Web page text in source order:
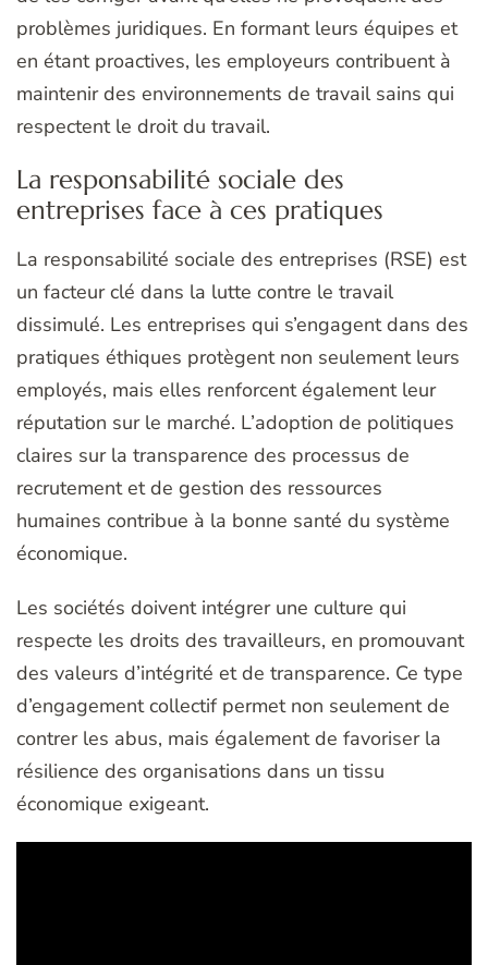
problèmes juridiques. En formant leurs équipes et
en étant proactives, les employeurs contribuent à
maintenir des environnements de travail sains qui
respectent le droit du travail.
La responsabilité sociale des
entreprises face à ces pratiques
La responsabilité sociale des entreprises (RSE) est
un facteur clé dans la lutte contre le travail
dissimulé. Les entreprises qui s’engagent dans des
pratiques éthiques protègent non seulement leurs
employés, mais elles renforcent également leur
réputation sur le marché. L’adoption de politiques
claires sur la transparence des processus de
recrutement et de gestion des ressources
humaines contribue à la bonne santé du système
économique.
Les sociétés doivent intégrer une culture qui
respecte les droits des travailleurs, en promouvant
des valeurs d’intégrité et de transparence. Ce type
d’engagement collectif permet non seulement de
contrer les abus, mais également de favoriser la
résilience des organisations dans un tissu
économique exigeant.